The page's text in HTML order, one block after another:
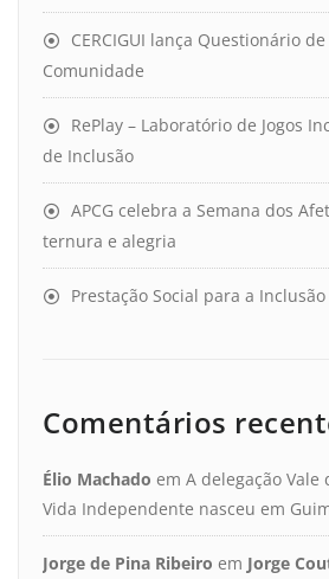
CERCIGUI lança Questionário
Comunidade
RePlay – Laboratório de Jogos
de Inclusão
APCG celebra a Semana dos
ternura e alegria
Prestação Social para a
Comentários
Élio Machado em A delegação Vale
Vida Independente nasceu em
Jorge de Pina Ribeiro em Jorge